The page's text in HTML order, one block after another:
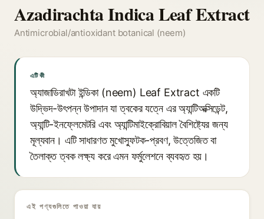
Azadirachta Indica Leaf Extract
Antimicrobial/antioxidant botanical (neem)
এটি কী
অ্যাজাডিরাখটা ইন্ডিকা (neem) Leaf Extract একটি
উদ্ভিদ-উৎপন্ন উপাদান যা ত্বকের যত্নে এর অ্যান্টিঅক্সিডেন্ট,
অ্যান্টি-ইনফ্লেমেটরি এবং অ্যান্টিমাইক্রোবিয়াল বৈশিষ্ট্যের জন্য
মূল্যবান। এটি সাধারণত মুখোস্ফুটক-প্রবণ, উত্তেজিত বা
তৈলাক্ত ত্বক লক্ষ্য করে এমন ফর্মুলেশনে ব্যবহৃত হয়।
এই পণ্যগুলিতে পাওয়া যায়